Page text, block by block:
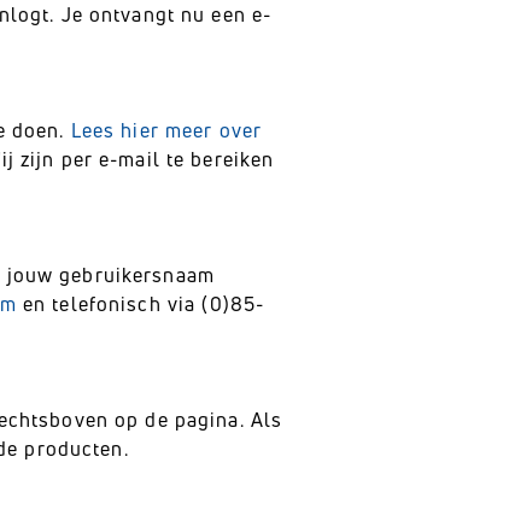
Je ontvangt nu een e-
doen. Lees hier meer over
zijn per e-mail te bereiken
gebruikersnaam
en telefonisch via (0)85-
op de pagina. Als
producten.